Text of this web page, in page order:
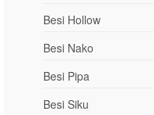
Besi Hollow
Besi Nako
Besi Pipa
Besi Siku